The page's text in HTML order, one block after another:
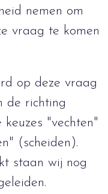
nemen om
vraag te komen
op deze vraag
de richting
"vechten"
(scheiden).
staan wij nog